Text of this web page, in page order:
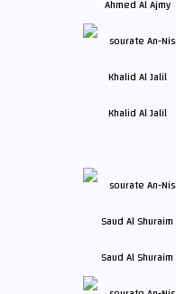
Ahmed Al Ajmy
Khalid Al Jalil
Saud Al Shuraim